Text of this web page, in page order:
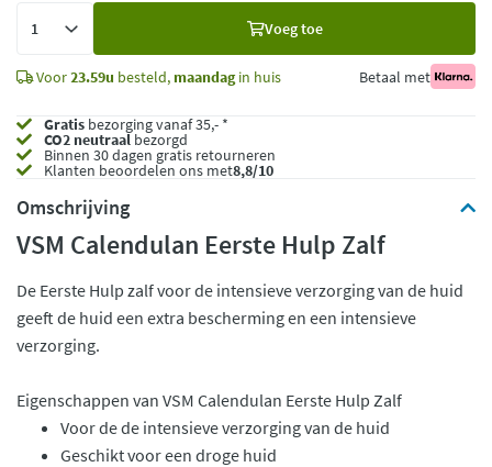
Voeg toe
Voor23.59u besteld, maandagin huis Betaal met
Gratis bezorging vanaf 35,- *
CO2 neutraalbezorgd
Binnen 30 dagen gratis retourneren
Klanten beoordelen ons met8,8/10
Omschrijving
VSM Calendulan Eerste Hulp Zalf
De Eerste Hulp zalf voor de intensieve verzorging van de huid
geeft de huid een extra bescherming en een intensieve
verzorging.
Eigenschappen van VSM Calendulan Eerste Hulp Zalf
Voor de de intensieve verzorging van de huid
Geschikt voor een droge huid